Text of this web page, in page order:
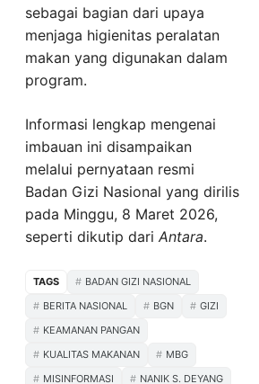
sebagai bagian dari upaya
menjaga higienitas peralatan
makan yang digunakan dalam
program.
Informasi lengkap mengenai
imbauan ini disampaikan
melalui pernyataan resmi
Badan Gizi Nasional yang dirilis
pada Minggu, 8 Maret 2026,
seperti dikutip dari Antara.
TAGS
BADAN GIZI NASIONAL
BERITA NASIONAL
BGN
GIZI
KEAMANAN PANGAN
KUALITAS MAKANAN
MBG
MISINFORMASI
NANIK S. DEYANG